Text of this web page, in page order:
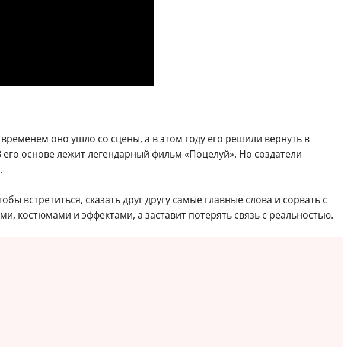
оно ушло со сцены, а в этом году его решили вернуть в
основе лежит легендарный фильм «Поцелуй». Но создатели
встретиться, сказать друг другу самые главные слова и сорвать с
костюмами и эффектами, а заставит потерять связь с реальностью.